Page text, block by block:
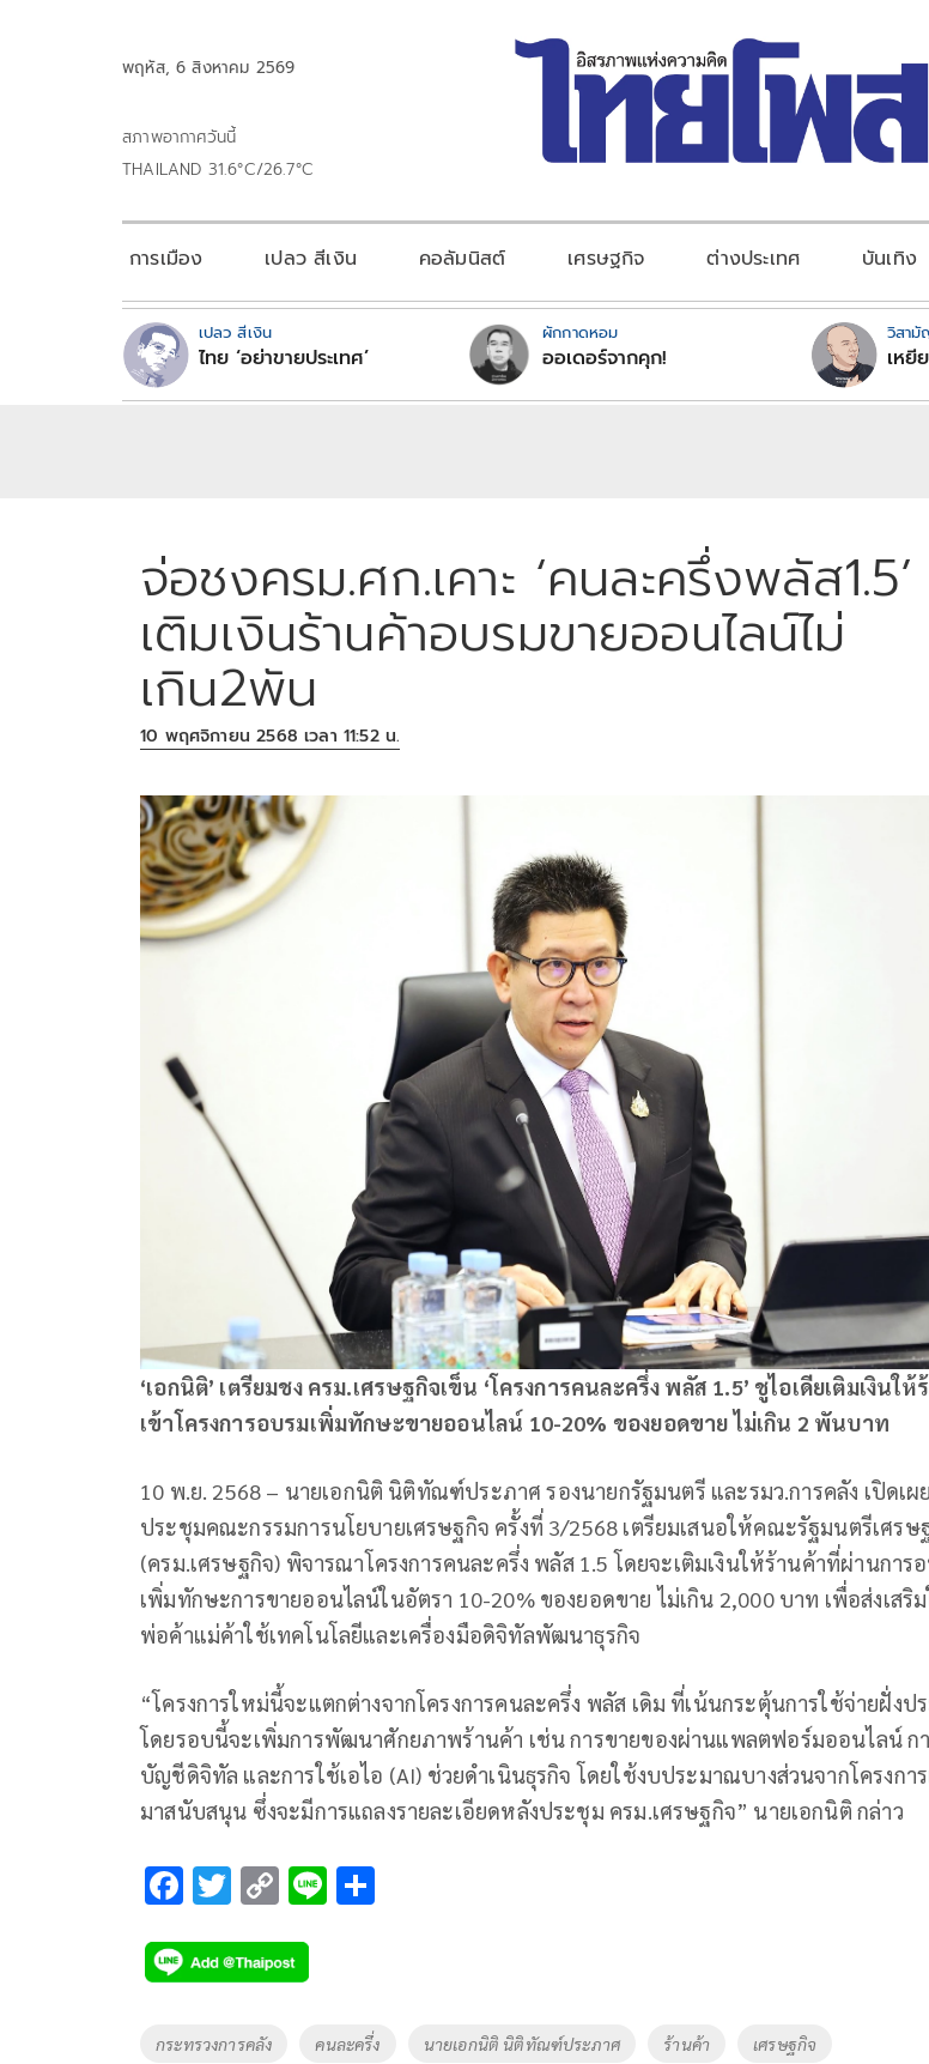
พฤหัส, 6 สิงหาคม 2569
สภาพอากาศวันนี้
THAILAND 31.6°C/26.7°C
การเมือง เปลว สีเงิน คอลัมนิสต์ เศรษฐกิจ ต่างประเทศ บันเทิง
เปลว สีเงิน
ไทย ‘อย่าขายประเทศ’
ผักกาดหอม
ออเดอร์จากคุก!
วิสามั
เหยี
จ่อชงครม.ศก.เคาะ ‘คนละครึ่งพลัส1.5’
เติมเงินร้านค้าอบรมขายออนไลน์ไม่
เกิน2พัน
10 พฤศจิกายน 2568 เวลา 11:52 น.
‘เอกนิติ’ เตรียมชง ครม.เศรษฐกิจเข็น ‘โครงการคนละครึ่ง พลัส 1.5’ ชูไอเดียเติมเงินใ
เข้าโครงการอบรมเพิ่มทักษะขายออนไลน์ 10-20% ของยอดขาย ไม่เกิน 2 พันบาท
10 พ.ย. 2568 – นายเอกนิติ นิติทัณฑ์ประภาศ รองนายกรัฐมนตรี และรมว.การคลัง เปิดเผ
ประชุมคณะกรรมการนโยบายเศรษฐกิจ ครั้งที่ 3/2568 เตรียมเสนอให้คณะรัฐมนตรีเศรษ
(ครม.เศรษฐกิจ) พิจารณาโครงการคนละครึ่ง พลัส 1.5 โดยจะเติมเงินให้ร้านค้าที่ผ่านการ
เพิ่มทักษะการขายออนไลน์ในอัตรา 10-20% ของยอดขาย ไม่เกิน 2,000 บาท เพื่อส่งเสริ
พ่อค้าแม่ค้าใช้เทคโนโลยีและเครื่องมือดิจิทัลพัฒนาธุรกิจ
“โครงการใหม่นี้จะแตกต่างจากโครงการคนละครึ่ง พลัส เดิม ที่เน้นกระตุ้นการใช้จ่ายฝั่งป
โดยรอบนี้จะเพิ่มการพัฒนาศักยภาพร้านค้า เช่น การขายของผ่านแพลตฟอร์มออนไลน์ ก
บัญชีดิจิทัล และการใช้เอไอ (AI) ช่วยดำเนินธุรกิจ โดยใช้งบประมาณบางส่วนจากโครงกา
มาสนับสนุน ซึ่งจะมีการแถลงรายละเอียดหลังประชุม ครม.เศรษฐกิจ” นายเอกนิติ กล่าว
F
e
b
o
T
tt
er
C
p
y
Li
Tags
กระทรวงการคลัง คนละครึ่ง นายเอกนิติ นิติทัณฑ์ประภาศ ร้านค้า เศรษฐกิจ